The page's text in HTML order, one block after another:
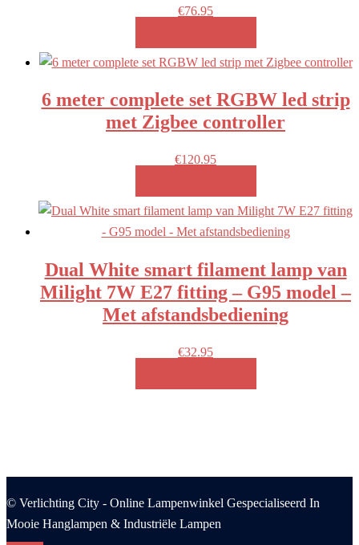
€76.95
6 meter complete set RGBW led strip
met Zigbee controller
€120.95
Dual White smart filament lamp van
Milight 7W E27 fitting – G95 model –
Met afstandsbediening
€32.95
© Verlichting City - Online Lampenwinkel Gespecialiseerd In
Mooie Hanglampen & Industriële Lampen